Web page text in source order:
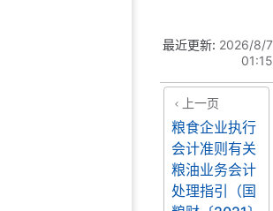
最近更新: 2026/8/7
01:15
上一页
粮食企业执行
会计准则有关
粮油业务会计
处理指引（国